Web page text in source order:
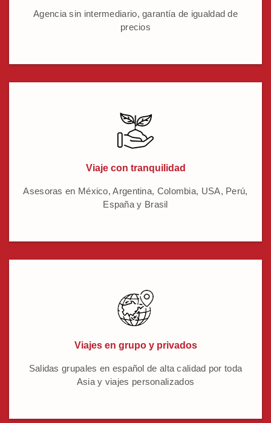
Agencia sin intermediario, garantía de igualdad de
precios
Viaje con tranquilidad
Asesoras en México, Argentina, Colombia, USA, Perú,
España y Brasil
Viajes en grupo y privados
Salidas grupales en español de alta calidad por toda
Asia y viajes personalizados